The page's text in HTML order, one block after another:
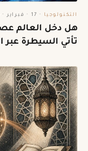
التكنولوجيا · 17 · فبراير · 2026
هل دخل العالم
تأتي السيطرة عبر